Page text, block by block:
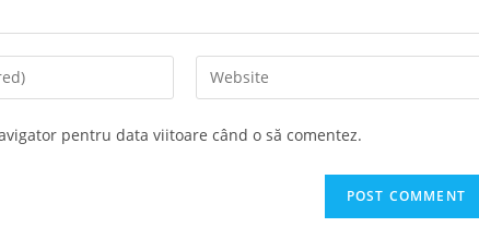
Enter
your
pentru data viitoare când o să comentez.